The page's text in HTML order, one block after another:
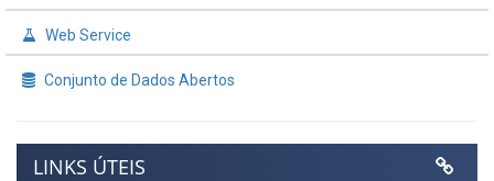
Web Service
Conjunto de Dados Abertos
LINKS ÚTEIS